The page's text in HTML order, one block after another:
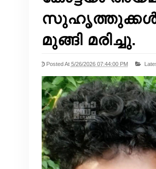
മുങ്ങി മരിച്ചു.
Posted At 5/26/2026 07:44:00 PM